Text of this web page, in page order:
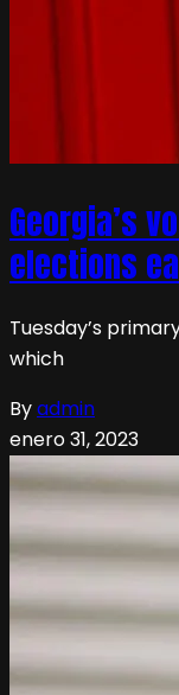
Georgia’s
elections
Tuesday’s
which
Byadmin
enero 31, 2023